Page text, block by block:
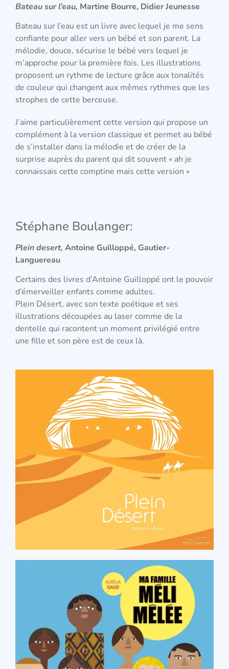
Bateau sur l’eau, Martine Bourre, Didier Jeunesse
Bateau sur l’eau est un livre avec lequel je me sens
confiante pour aller vers un bébé et son parent. La
mélodie, douce, sécurise le bébé vers lequel je
m’approche pour la première fois. Les illustrations
proposent un rythme de lecture grâce aux tonalités
de couleur qui changent aux mêmes rythmes que les
strophes de cette berceuse.
J’aime particulièrement cette version qui propose un
complément à la version classique et permet au bébé
de s’installer dans la mélodie et de créer de la
surprise auprès du parent qui dit souvent « ah je
connaissais cette comptine mais cette version »
Stéphane Boulanger:
Plein desert, Antoine Guilloppé, Gautier-
Languereau
Certains des livres d’Antoine Guilloppé ont le pouvoir
d’émerveiller enfants comme adultes.
Plein Désert, avec son texte poétique et ses
illustrations découpées au laser comme de la
dentelle qui racontent un moment privilégié entre
une fille et son père est de ceux là.